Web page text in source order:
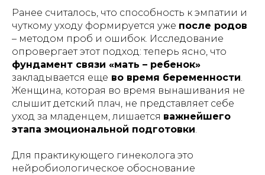
Ранее считалось, что способность к эмпатии и
чуткому уходу формируется уже после родов
– методом проб и ошибок. Исследование
опровергает этот подход: теперь ясно, что
фундамент связи «мать – ребенок»
закладывается еще во время беременности.
Женщина, которая во время вынашивания не
слышит детский плач, не представляет себе
уход за младенцем, лишается важнейшего
этапа эмоциональной подготовки.
Для практикующего гинеколога это
нейробиологическое обоснование